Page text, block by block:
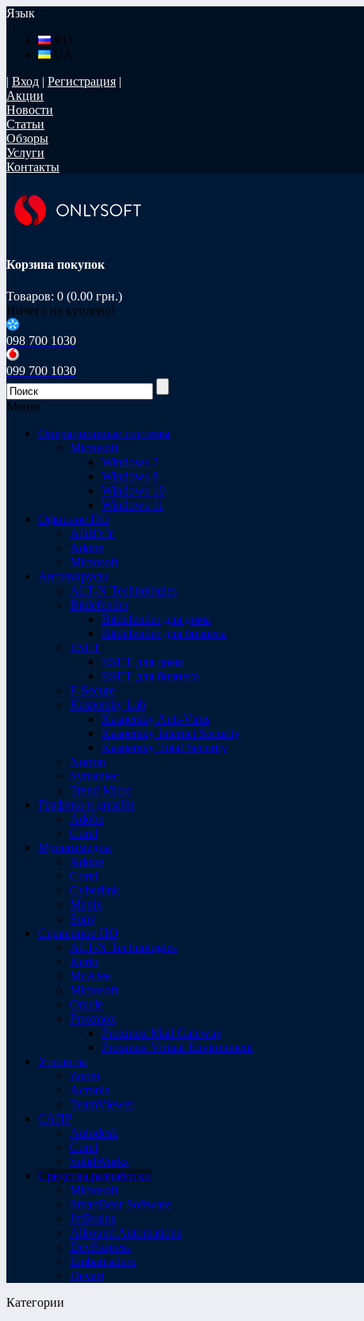
Язык
RU
UA
| Вход | Регистрация |
Акции
Новости
Статьи
Обзоры
Услуги
Контакты
Корзина покупок
Товаров: 0 (0.00 грн.)
Ничего не куплено!
098 700 1030
099 700 1030
Меню
Операционные системы
Microsoft
Windows 7
Windows 8
Windows 10
Windows 11
Офисное ПО
ABBYY
Adobe
Microsoft
Антивирусы
ALT-N Technologies
Bitdefender
Bitdefender для дома
Bitdefender для бизнеса
ESET
ESET для дома
ESET для бизнеса
F-Secure
Kaspersky Lab
Kaspersky Anti-Virus
Kaspersky Internet Security
Kaspersky Total Security
Norton
Symantec
Trend Micro
Графика и дизайн
Adobe
Corel
Мультимедиа
Adobe
Corel
Cyberlink
Magix
Sony
Серверное ПО
ALT-N Technologies
Kerio
McAfee
Microsoft
Oracle
Proxmox
Proxmox Mail Gateway
Proxmox Virtual Environment
Утилиты
Zoom
Acronis
TeamViewer
САПР
Autodesk
Corel
SolidWorks
Средства разработки
Microsoft
SmartBear Software
JetBrains
Allround Automations
DevExpress
Embarcadero
Devart
Категории